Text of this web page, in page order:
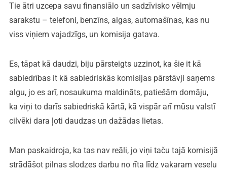
Tie ātri uzcepa savu finansiālo un sadzīvisko vēlmju
sarakstu – telefoni, benzīns, algas, automašīnas, kas nu
viss viņiem vajadzīgs, un komisija gatava.
Es, tāpat kā daudzi, biju pārsteigts uzzinot, ka šie it kā
sabiedrības it kā sabiedriskās komisijas pārstāvji saņems
algu, jo es arī, nosaukuma maldināts, patiešām domāju,
ka viņi to darīs sabiedriskā kārtā, kā vispār arī mūsu valstī
cilvēki dara ļoti daudzas un dažādas lietas.
Man paskaidroja, ka tas nav reāli, jo viņi taču tajā komisijā
strādāšot pilnas slodzes darbu no rīta līdz vakaram veselu